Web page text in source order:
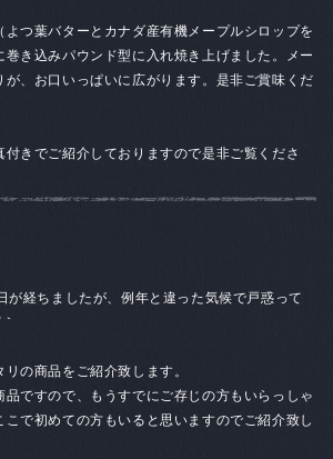
よつ葉バターとカナダ産有機メープルシロップを
き込みパウンド型に入れ焼き上げました。メー
が、お口いっぱいに広がります。是非ご賞味くだ
きでご紹介しておりますので是非ご覧くださ
が経ちましたが、例年と違った気候で戸惑って
の商品をご紹介致します。
ですので、もうすでにご存じの方もいらっしゃ
こで初めての方もいると思いますのでご紹介致し